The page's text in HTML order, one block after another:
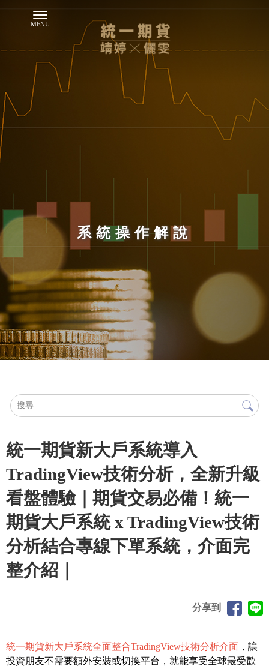
系統操作解說
統一期貨新大戶系統導入
TradingView技術分析，全新升級
看盤體驗｜期貨交易必備！統一
期貨大戶系統 x TradingView技術
分析結合專線下單系統，介面完
整介紹｜
分享到
統一期貨新大戶系統全面整合TradingView技術分析介面 ，讓
投資朋友不需要額外安裝或切換平台，就能享受全球最受歡